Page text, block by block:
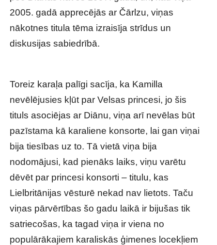
2005. gadā apprecējās ar Čārlzu, viņas
nākotnes titula tēma izraisīja strīdus un
diskusijas sabiedrībā.
Toreiz karaļa palīgi sacīja, ka Kamilla
nevēlējusies kļūt par Velsas princesi, jo šis
tituls asociējas ar Diānu, viņa arī nevēlas būt
pazīstama kā karaliene konsorte, lai gan viņai
bija tiesības uz to. Tā vietā viņa bija
nodomājusi, kad pienāks laiks, viņu varētu
dēvēt par princesi konsorti – titulu, kas
Lielbritānijas vēsturē nekad nav lietots. Taču
viņas pārvērtības šo gadu laikā ir bijušas tik
satriecošas, ka tagad viņa ir viena no
populārākajiem karaliskās ģimenes locekļiem